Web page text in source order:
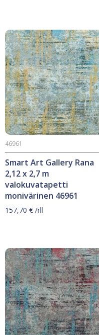
Smart Art Gallery Rana
2,12 x 2,7 m
valokuvatapetti
monivärinen 46961
46961
157,70 € /rll